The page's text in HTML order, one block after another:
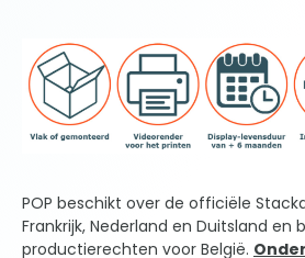
POP beschikt over de officiële
Frankrijk, Nederland en Duitsland en
productierechten voor België.